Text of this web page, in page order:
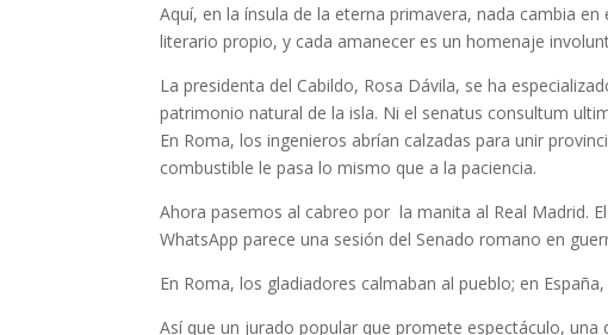
Aquí, en la ínsula de la eterna primavera, nada cambia
literario propio, y cada amanecer es un homenaje
La presidenta del Cabildo, Rosa Dávila, se ha
patrimonio natural de la isla. Ni el senatus consultum
En Roma, los ingenieros abrían calzadas para unir
combustible le pasa lo mismo que a la paciencia.
Ahora pasemos al cabreo por la manita al Real Madrid.
WhatsApp parece una sesión del Senado romano en
En Roma, los gladiadores calmaban al pueblo; en
Así que un jurado popular que promete espectáculo,